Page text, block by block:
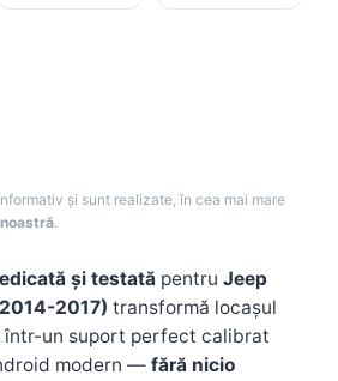
și sunt realizate, în cea mai mare
.
și testată pentru Jeep
2017) transformă locașul
într-un suport perfect calibrat
modern — fără nicio